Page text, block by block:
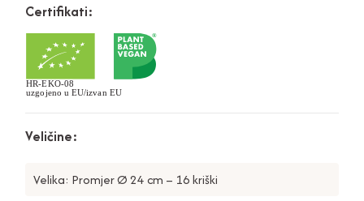
Certifikati:
Veličine:
Velika: Promjer Ø 24 cm – 16 kriški